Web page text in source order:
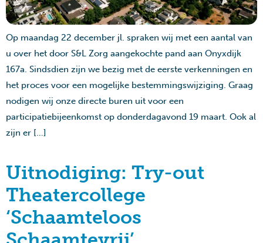
Op maandag 22 december jl. spraken wij met een aantal van
u over het door S&L Zorg aangekochte pand aan Onyxdijk
167a. Sindsdien zijn we bezig met de eerste verkenningen en
het proces voor een mogelijke bestemmingswijziging. Graag
nodigen wij onze directe buren uit voor een
participatiebijeenkomst op donderdagavond 19 maart. Ook al
zijn er […]
Uitnodiging: Try-out
Theatercollege
‘Schaamteloos